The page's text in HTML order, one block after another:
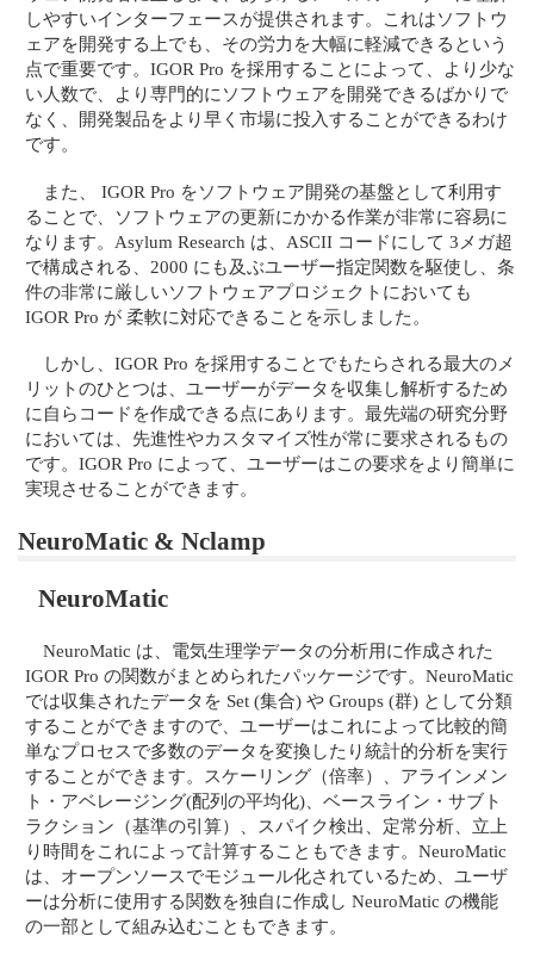
しやすいインターフェースが提供されます。これはソフトウ
ェアを開発する上でも、その労力を大幅に軽減できるという
点で重要です。IGOR Pro を採用することによって、より少な
い人数で、より専門的にソフトウェアを開発できるばかりで
なく、開発製品をより早く市場に投入することができるわけ
です。
また、 IGOR Pro をソフトウェア開発の基盤として利用す
ることで、ソフトウェアの更新にかかる作業が非常に容易に
なります。Asylum Research は、ASCII コードにして 3メガ超
で構成される、2000 にも及ぶユーザー指定関数を駆使し、条
件の非常に厳しいソフトウェアプロジェクトにおいても
IGOR Pro が 柔軟に対応できることを示しました。
しかし、IGOR Pro を採用することでもたらされる最大のメ
リットのひとつは、ユーザーがデータを収集し解析するため
に自らコードを作成できる点にあります。最先端の研究分野
においては、先進性やカスタマイズ性が常に要求されるもの
です。IGOR Pro によって、ユーザーはこの要求をより簡単に
実現させることができます。
NeuroMatic & Nclamp
NeuroMatic
NeuroMatic は、電気生理学データの分析用に作成された
IGOR Pro の関数がまとめられたパッケージです。NeuroMatic
では収集されたデータを Set (集合) や Groups (群) として分類
することができますので、ユーザーはこれによって比較的簡
単なプロセスで多数のデータを変換したり統計的分析を実行
することができます。スケーリング（倍率）、アラインメン
ト・アベレージング(配列の平均化)、ベースライン・サブト
ラクション（基準の引算）、スパイク検出、定常分析、立上
り時間をこれによって計算することもできます。NeuroMatic
は、オープンソースでモジュール化されているため、ユーザ
ーは分析に使用する関数を独自に作成し NeuroMatic の機能
の一部として組み込むこともできます。